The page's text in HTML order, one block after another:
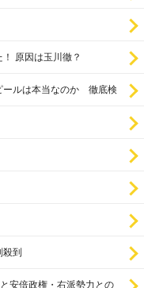
原因は玉川徹？
ールは本当なのか 徹底検
到
安倍政権・右派勢力との